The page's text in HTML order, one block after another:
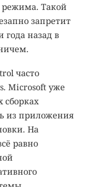
режима. Такой
запретит
назад в
часто
Microsoft уже
сборках
из приложения
На
равно